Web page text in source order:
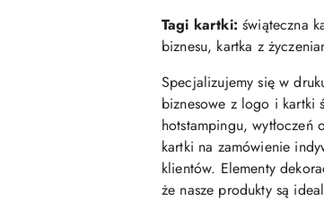
Tagi kartki: świąteczna
biznesu, kartka z
Specjalizujemy się w
biznesowe z logo i kartki
hotstampingu,
kartki na zamówienie
klientów. Elementy
że nasze produkty są